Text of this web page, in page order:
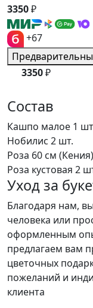
3350₽
+67
3350₽
Состав
Кашпо малое 1
Нобилис 2 шт.
Роза 60 см (Кения)
Роза кустовая 2
Уход за
Благодаря нам,
человека или
оформленным
предлагаем вам
цветочных
пожеланий и
клиента